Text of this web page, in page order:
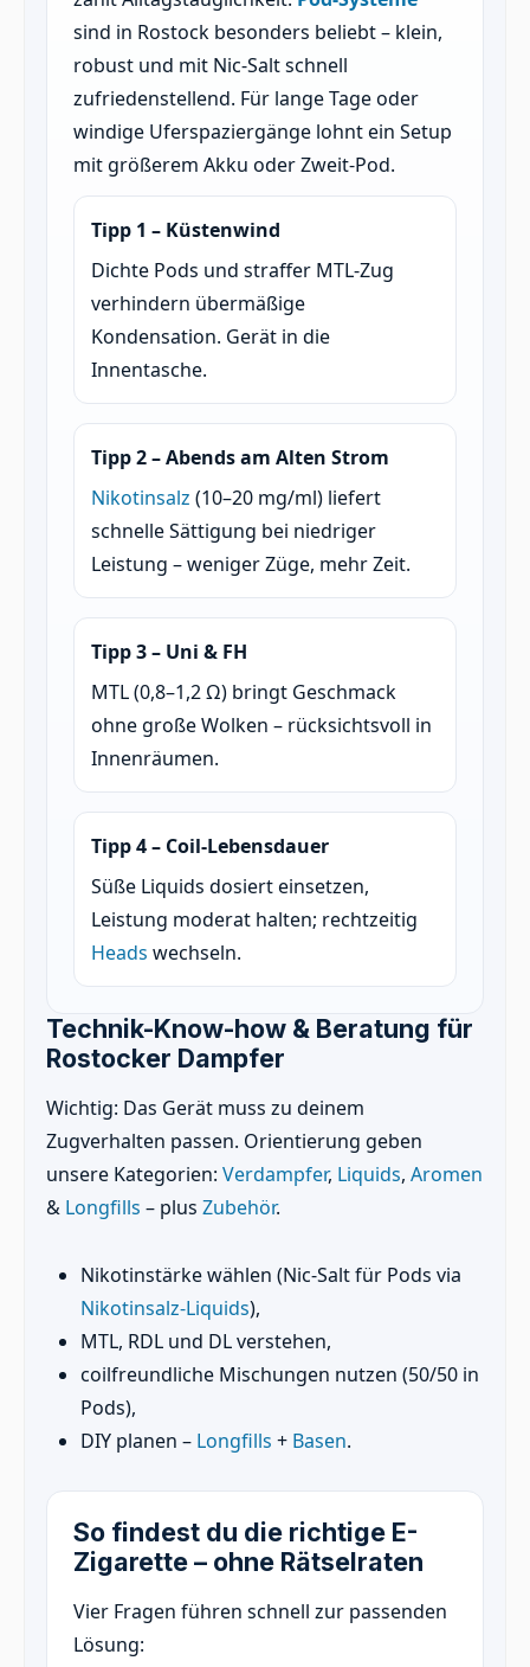
sind in Rostock besonders beliebt – klein,
robust und mit Nic-Salt schnell
zufriedenstellend. Für lange Tage oder
windige Uferspaziergänge lohnt ein Setup
mit größerem Akku oder Zweit-Pod.
Tipp 1 – Küstenwind
Dichte Pods und straffer MTL-Zug
verhindern übermäßige
Kondensation. Gerät in die
Innentasche.
Tipp 2 – Abends am Alten Strom
Nikotinsalz (10–20 mg/ml) liefert
schnelle Sättigung bei niedriger
Leistung – weniger Züge, mehr Zeit.
Tipp 3 – Uni & FH
MTL (0,8–1,2 Ω) bringt Geschmack
ohne große Wolken – rücksichtsvoll in
Innenräumen.
Tipp 4 – Coil-Lebensdauer
Süße Liquids dosiert einsetzen,
Leistung moderat halten; rechtzeitig
Heads wechseln.
Technik-Know-how & Beratung für
Rostocker Dampfer
Wichtig: Das Gerät muss zu deinem
Zugverhalten passen. Orientierung geben
unsere Kategorien: Verdampfer, Liquids, Aromen
& Longfills – plus Zubehör.
Nikotinstärke wählen (Nic-Salt für Pods via
Nikotinsalz-Liquids),
MTL, RDL und DL verstehen,
coilfreundliche Mischungen nutzen (50/50 in
Pods),
DIY planen – Longfills + Basen.
So findest du die richtige E-
Zigarette – ohne Rätselraten
Vier Fragen führen schnell zur passenden
Lösung: